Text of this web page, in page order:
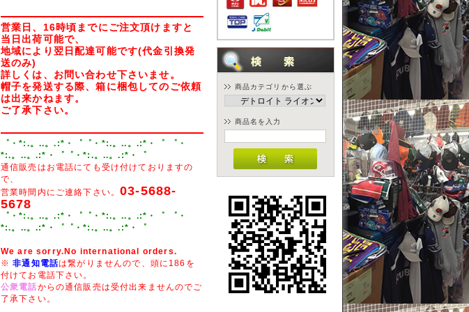
営業日、16時頃までにご注文頂けますと
当日出荷可能で、
地域により翌日配達可能です(代金引換発
送のみ)
詳しくは、お問い合わせ下さいませ。
帽子を発送する際、箱に梱包してのご依頼
は出来かねます。
ご了承下さい。
゜・*:.。..。.:*・゜゜・*:.。..。.:*・゜ ゜・
*:.。..。.:*・゜゜・*:.。..。.:*・゜
通信販売はお電話にても受け付けておりますの
で、
営業時間内にご連絡下さい。03-5688-
5678
゜・*:.。..。.:*・゜゜・*:.。..。.:*・゜ ゜・
*:.。..。.:*・゜゜・*:.。..。.:*・゜
We are sorry.No international orders.
※ 非通知電話は繋がりませんので、頭に186を
付けてお電話下さい。
公衆電話からの通信販売は受付出来ませんのでご
了承下さい。
商品カテゴリから選ぶ
商品名を入力